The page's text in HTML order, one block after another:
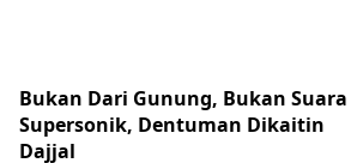
Bukan Dari Gunung, Bukan Suara
Supersonik, Dentuman Dikaitin
Dajjal